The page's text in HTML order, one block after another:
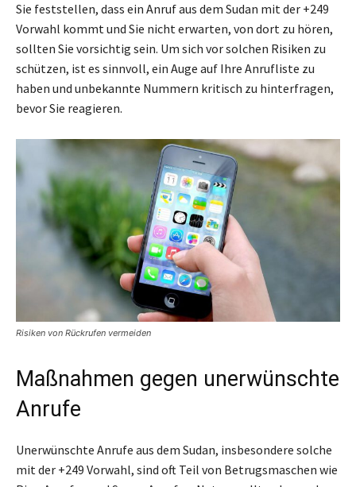
Sie feststellen, dass ein Anruf aus dem Sudan mit der +249
Vorwahl kommt und Sie nicht erwarten, von dort zu hören,
sollten Sie vorsichtig sein. Um sich vor solchen Risiken zu
schützen, ist es sinnvoll, ein Auge auf Ihre Anrufliste zu
haben und unbekannte Nummern kritisch zu hinterfragen,
bevor Sie reagieren.
Risiken von Rückrufen vermeiden
Maßnahmen gegen unerwünschte
Anrufe
Unerwünschte Anrufe aus dem Sudan, insbesondere solche
mit der +249 Vorwahl, sind oft Teil von Betrugsmaschen wie